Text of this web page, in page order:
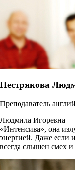
Пестрякова
Преподаватель
Людмила Игоревна —
«Интенсива», она
энергией. Даже если
всегда слышен смех и